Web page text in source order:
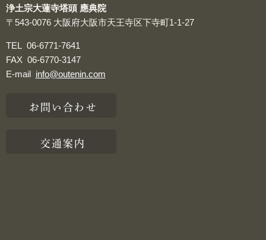
浄土宗大蓮寺塔頭 應典院
〒543-0076 大阪府大阪市天王寺区下寺町1-1-27
TEL 06-6771-7641
FAX 06-6770-3147
E-mail info@outenin.com
お問い合わせ
交通案内